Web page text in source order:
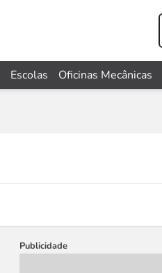
Escolas Oficinas Mecânicas
Publicidade